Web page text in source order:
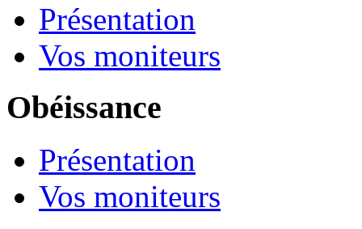
Présentation
Vos moniteurs
Obéissance
Présentation
Vos moniteurs